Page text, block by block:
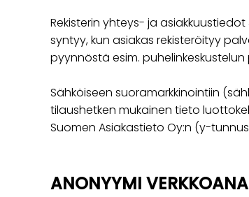
Rekisterin yhteys- ja
syntyy, kun asiakas rekisteröityy
pyynnöstä esim. puhelinkeskustelun
Sähköiseen suoramarkkinointiin
tilaushetken mukainen tieto
Suomen Asiakastieto Oy:n (y-tunnus
ANONYYMI